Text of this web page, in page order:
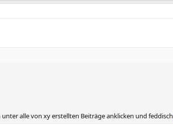
alle von xy erstellten Beiträge anklicken und feddisch